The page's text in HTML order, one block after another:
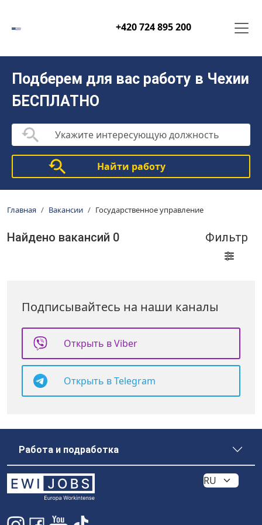
+420 724 895 200
Подберем для вас работу в Чехии
БЕСПЛАТНО
Найти работу
Главная Вакансии Государственное управление
Найдено вакансий 0 Фильтр
Подписывайтесь на наши каналы
Открыть в Viber
Открыть в Telegram
Работа и подработка